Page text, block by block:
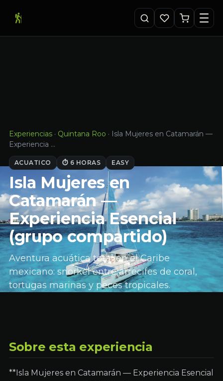
Experiencias · Quintana Roo · Isla Mujeres en Catamarán —
Experiencia …
ACUATICO ⏱ 6 HORAS EASY
Isla Mujeres en
Catamarán —
Experiencia Esencial
(grupo compartido)
Aventura acuática total en el Caribe
mexicano: snorkel entre arrecifes de coral,
tortugas marinas y peces tropicales.
Sobre esta experiencia
**Isla Mujeres en Catamarán — Experiencia Esencial